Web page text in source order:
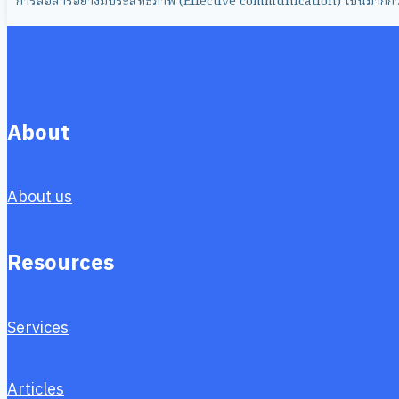
About
About us
Resources
Services
Articles